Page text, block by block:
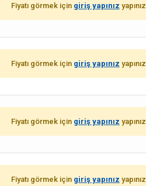
Fiyatı görmek için giriş yapınız yapınız
Fiyatı görmek için giriş yapınız yapınız
Fiyatı görmek için giriş yapınız yapınız
Fiyatı görmek için giriş yapınız yapınız